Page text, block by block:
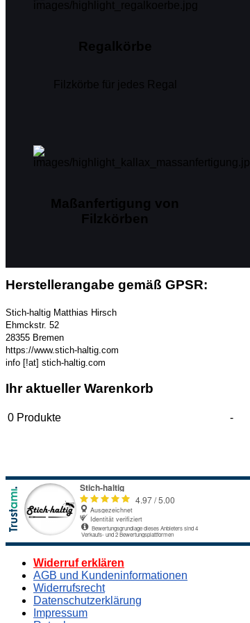
Regalkörbe
Filzkörbe für jedes Regal
Maßanfertigung von
Filzkörben
Herstellerangabe gemäß GPSR:
Stich-haltig Matthias Hirsch
Ehmckstr. 52
28355 Bremen
https://www.stich-haltig.com
info [!at] stich-haltig.com
Ihr aktueller Warenkorb
0 Produkte -
Widerruf erklären
AGB und Kundeninformationen
Widerrufsrecht
Datenschutzerklärung
Impressum